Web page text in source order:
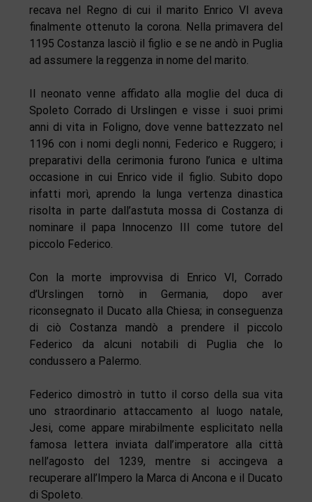
recava nel Regno di cui il marito Enrico VI aveva
finalmente ottenuto la corona. Nella primavera del
1195 Costanza lasciò il figlio e se ne andò in Puglia
ad assumere la reggenza in nome del marito.
Il neonato venne affidato alla moglie del duca di
Spoleto Corrado di Urslingen e visse i suoi primi
anni di vita in Foligno, dove venne battezzato nel
1196 con i nomi degli nonni, Federico e Ruggero; i
preparativi della cerimonia furono l’unica e ultima
occasione in cui Enrico vide il figlio. Subito dopo
infatti morì, aprendo la lunga vertenza dinastica
risolta in parte dall’astuta mossa di Costanza di
nominare il papa Innocenzo III come tutore del
piccolo Federico.
Con la morte improvvisa di Enrico VI, Corrado
d’Urslingen tornò in Germania, dopo aver
riconsegnato il Ducato alla Chiesa; in conseguenza
di ciò Costanza mandò a prendere il piccolo
Federico da alcuni notabili di Puglia che lo
condussero a Palermo.
Federico dimostrò in tutto il corso della sua vita
uno straordinario attaccamento al luogo natale,
Jesi, come appare mirabilmente esplicitato nella
famosa lettera inviata dall’imperatore alla città
nell’agosto del 1239, mentre si accingeva a
recuperare all’Impero la Marca di Ancona e il Ducato
di Spoleto.